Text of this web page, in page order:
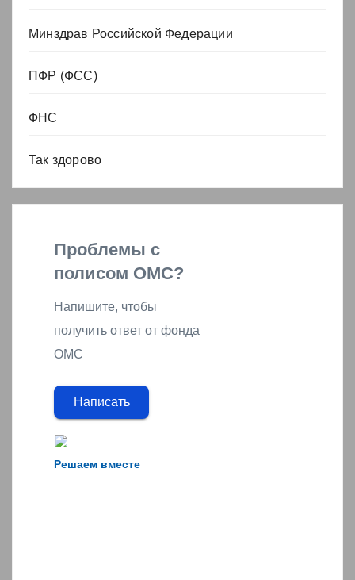
Минздрав Российской Федерации
ПФР (ФСС)
ФНС
Так здорово
Решаем вместе
Проблемы с
полисом ОМС?
Напишите, чтобы
получить ответ от фонда
ОМС
Написать